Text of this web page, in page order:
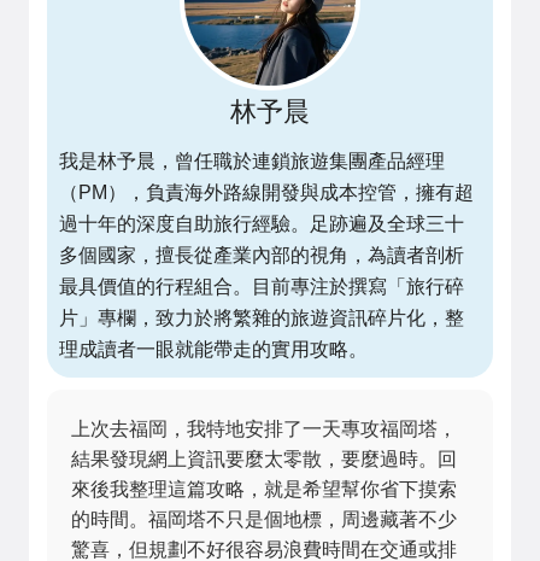
林予晨
我是林予晨，曾任職於連鎖旅遊集團產品經理
（PM），負責海外路線開發與成本控管，擁有超
過十年的深度自助旅行經驗。足跡遍及全球三十
多個國家，擅長從產業內部的視角，為讀者剖析
最具價值的行程組合。目前專注於撰寫「旅行碎
片」專欄，致力於將繁雜的旅遊資訊碎片化，整
理成讀者一眼就能帶走的實用攻略。
上次去福岡，我特地安排了一天專攻福岡塔，
結果發現網上資訊要麼太零散，要麼過時。回
來後我整理這篇攻略，就是希望幫你省下摸索
的時間。福岡塔不只是個地標，周邊藏著不少
驚喜，但規劃不好很容易浪費時間在交通或排